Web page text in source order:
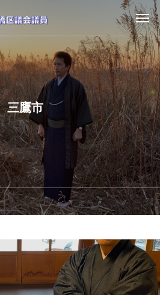
三鷹市